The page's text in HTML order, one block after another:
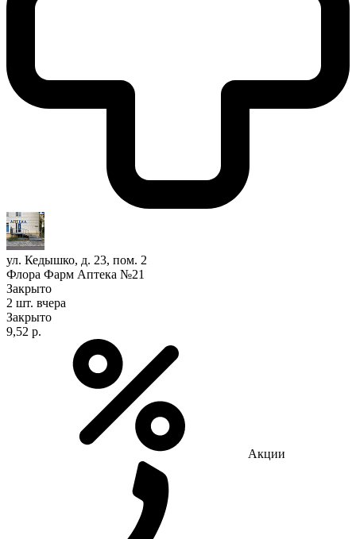
ул. Кедышко, д. 23, пом. 2
Флора Фарм Аптека №21
Закрыто
2 шт. вчера
Закрыто
9,52 р.
Акции